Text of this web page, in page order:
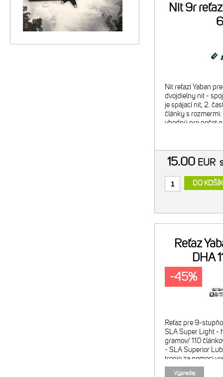
Nit 9r
Nit reťazí Yaban
dvojdielny nit -
je spájací nit, 2.
články s
vhodný pre počet
15.00 EUR
DO
Reťaz
DHA
Reťaz pre 9-
SLA Super Light -
gramov/ 110
- SLA Superior
trenie za pomoci
špeciálny materiál
Výpredaj
-45%